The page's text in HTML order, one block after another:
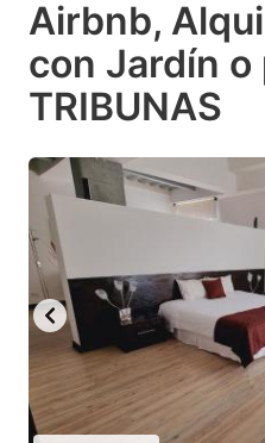
Airbnb,
con Jardín o
TRIBUNAS